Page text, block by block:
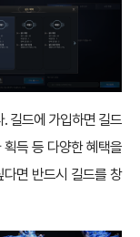
길드에 가입하면 길드
득 등 다양한 혜택을
면 반드시 길드를 창